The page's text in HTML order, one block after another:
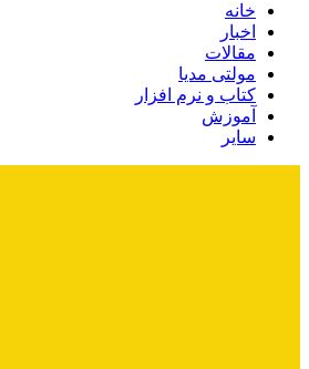
خانه
اخبار
مقالات
مولتی مدیا
کتاب و نرم افزار
آموزش
سایر